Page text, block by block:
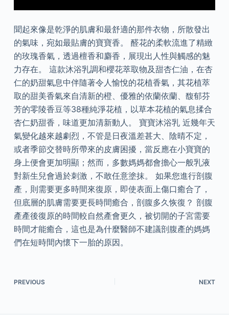
聞起來像是乾淨的肌膚和最舒適的那件衣物，所散發出
的氣味，宛如最貼膚的寶寶香。 醛花的柔軟流進了精緻
的玫瑰香氣，透過檀香和麝香，展現出人性與觸感的魅
力存在。 這款沐浴乳調和櫻花萃取物及甜杏仁油，在杏
仁的奶甜氣息中伴隨著令人愉悅的花植香氣，其花植萃
取的甜美香氣來自清新的橙、優雅的依蘭依蘭、馥郁芬
芳的零陵香豆等38種純淨花植，以草本花植的氣息揉合
杏仁奶甜香，味道更加清新動人。 寶寶沐浴乳 近幾年天
氣變化越來越劇烈，不管是日夜溫差甚大、陰晴不定，
或者季節交替時所帶來的皮膚困擾，當反應在小寶寶的
身上便會更加明顯；然而，多數媽媽都會擔心一般乳液
對新生兒會過於刺激，不敢任意塗抹。 如果您進行剖腹
產，則需要更多時間來復原，即使表面上傷口癒合了，
但底層的肌膚需要更長時間癒合，剖腹多久恢復？ 剖腹
產產後復原的時間較自然產會更久，被切開的子宮需要
時間才能癒合，這也是為什麼醫師不建議剖腹產的媽媽
們在短時間內懷下一胎的原因。
PREVIOUS NEXT